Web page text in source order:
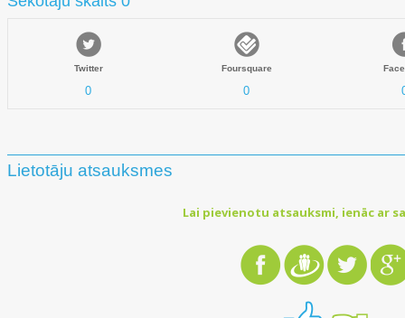
Twitter
0
Foursquare
0
Lietotāju atsauksmes
Lai pievienotu atsauksmi, ienāc ar